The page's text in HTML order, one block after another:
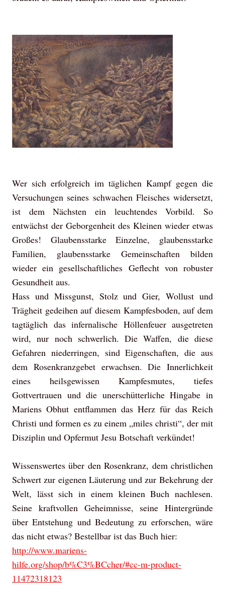
Wer sich erfolgreich im täglichen Kampf gegen die
Versuchungen seines schwachen Fleisches widersetzt,
ist dem Nächsten ein leuchtendes Vorbild. So
entwächst der Geborgenheit des Kleinen wieder etwas
Großes! Glaubensstarke Einzelne, glaubensstarke
Familien, glaubensstarke Gemeinschaften bilden
wieder ein gesellschaftliches Geflecht von robuster
Gesundheit aus.
Hass und Missgunst, Stolz und Gier, Wollust und
Trägheit gedeihen auf diesem Kampfesboden, auf dem
tagtäglich das infernalische Höllenfeuer ausgetreten
wird, nur noch schwerlich. Die Waffen, die diese
Gefahren niederringen, sind Eigenschaften, die aus
dem Rosenkranzgebet erwachsen. Die Innerlichkeit
eines heilsgewissen Kampfesmutes, tiefes
Gottvertrauen und die unerschütterliche Hingabe in
Mariens Obhut entflammen das Herz für das Reich
Christi und formen es zu einem „miles christi“, der mit
Disziplin und Opfermut Jesu Botschaft verkündet!
Wissenswertes über den Rosenkranz, dem christlichen
Schwert zur eigenen Läuterung und zur Bekehrung der
Welt, lässt sich in einem kleinen Buch nachlesen.
Seine kraftvollen Geheimnisse, seine Hintergründe
über Entstehung und Bedeutung zu erforschen, wäre
das nicht etwas? Bestellbar ist das Buch hier:
http://www.mariens-
hilfe.org/shop/b%C3%BCcher/#cc-m-product-
11472318123